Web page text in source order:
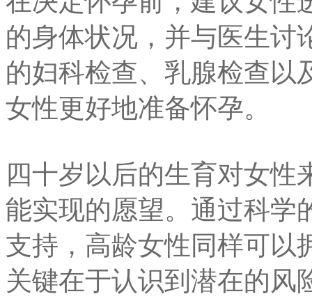
的身体状况，并与医生讨
的妇科检查、乳腺检查以
女性更好地准备怀孕。
四十岁以后的生育对女性
能实现的愿望。通过科学
支持，高龄女性同样可以
关键在于认识到潜在的风